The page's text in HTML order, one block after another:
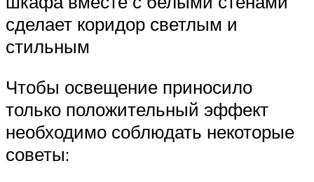
сделает коридор светлым и
стильным
Чтобы освещение приносило
только положительный эффект
необходимо соблюдать некоторые
советы: